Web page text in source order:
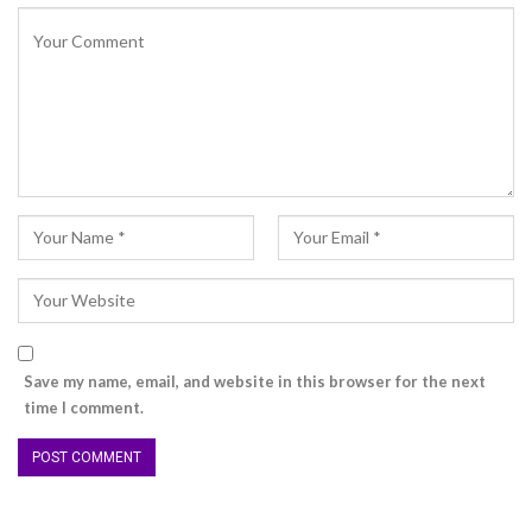
Save my name, email, and website in this browser for the next
time I comment.